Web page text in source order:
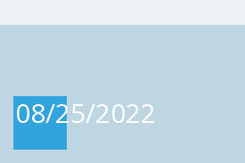
08/25/2022